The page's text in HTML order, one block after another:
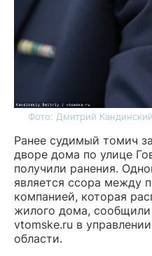
Фото: Дмитрий
Ранее судимый томич
дворе дома по улице
получили ранения.
является ссора между
компанией, которая
жилого дома, сообщили
vtomske.ru в
области.